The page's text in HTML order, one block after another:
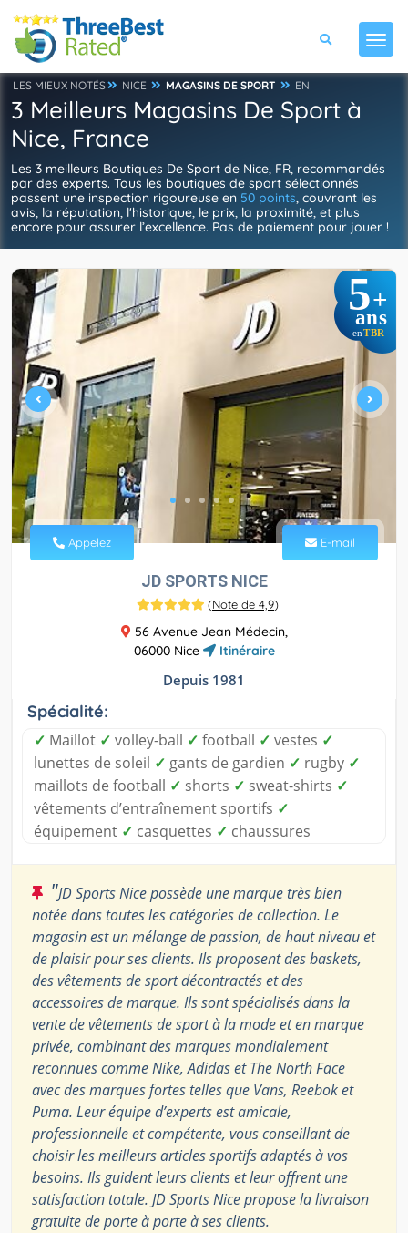
LES MIEUX NOTÉS NICE MAGASINS DE SPORT EN
3 Meilleurs Magasins De Sport à
Nice, France
Les 3 meilleurs Boutiques De Sport de Nice, FR, recommandés
par des experts. Tous les boutiques de sport sélectionnés
passent une inspection rigoureuse en 50 points, couvrant les
avis, la réputation, l'historique, le prix, la proximité, et plus
encore pour assurer l’excellence. Pas de paiement pour jouer !
5+
ans
en TBR
Appelez E-mail
JD SPORTS NICE
(Note de 4,9)
56 Avenue Jean Médecin,
06000 Nice
Itinéraire
Depuis 1981
Spécialité:
✓ Maillot ✓ volley-ball ✓ football ✓ vestes ✓
lunettes de soleil ✓ gants de gardien ✓ rugby ✓
maillots de football ✓ shorts ✓ sweat-shirts ✓
vêtements d’entraînement sportifs ✓
équipement ✓ casquettes ✓ chaussures
"JD Sports Nice possède une marque très bien
notée dans toutes les catégories de collection. Le
magasin est un mélange de passion, de haut niveau et
de plaisir pour ses clients. Ils proposent des baskets,
des vêtements de sport décontractés et des
accessoires de marque. Ils sont spécialisés dans la
vente de vêtements de sport à la mode et en marque
privée, combinant des marques mondialement
reconnues comme Nike, Adidas et The North Face
avec des marques fortes telles que Vans, Reebok et
Puma. Leur équipe d’experts est amicale,
professionnelle et compétente, vous conseillant de
choisir les meilleurs articles sportifs adaptés à vos
besoins. Ils guident leurs clients et leur offrent une
satisfaction totale. JD Sports Nice propose la livraison
gratuite de porte à porte à ses clients.